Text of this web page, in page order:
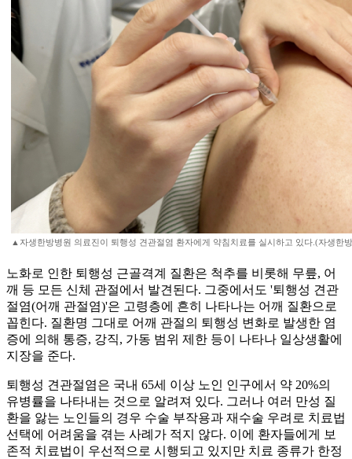
▲자생한방병원 의료진이 퇴행성 견관절염 환자에게 약침치료를 실시하고 있다.(자생한
노화로 인한 퇴행성 근골격계 질환은 척추를 비롯해 무릎, 어
깨 등 모든 신체 관절에서 발견된다. 그중에서도 '퇴행성 견관
절염(어깨 관절염)'은 고령층에 흔히 나타나는 어깨 질환으로
꼽힌다. 질환명 그대로 어깨 관절의 퇴행성 변화로 발생한 염
증에 의해 통증, 강직, 가동 범위 제한 등이 나타나 일상생활에
지장을 준다.
퇴행성 견관절염은 국내 65세 이상 노인 인구에서 약 20%의
유병률을 나타내는 것으로 알려져 있다. 그러나 여러 만성 질
환을 앓는 노인들의 경우 수술 부작용과 재수술 우려로 치료법
선택에 어려움을 겪는 사례가 적지 않다. 이에 환자들에게 보
존적 치료법이 우선적으로 시행되고 있지만 치료 종류가 한정